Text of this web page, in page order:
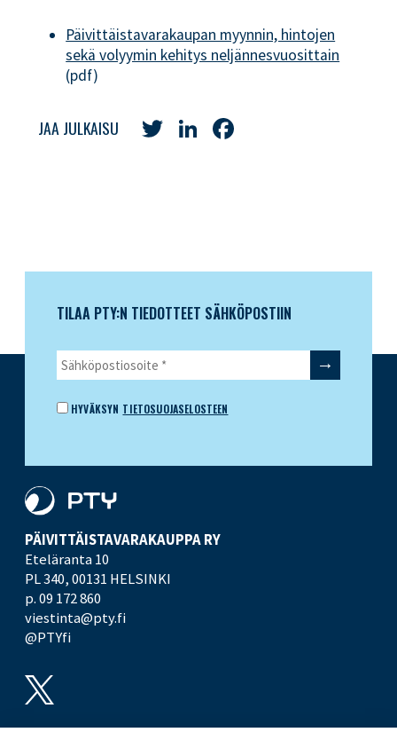
Päivittäistavarakaupan myynnin, hintojen
sekä volyymin kehitys neljännesvuosittain
(pdf)
JAA JULKAISU TwitterLinkedIn
TILAA PTY:N TIEDOTTEET SÄHKÖPOSTIIN
HYVÄKSYN TIETOSUOJASELOSTEEN
PÄIVITTÄISTAVARA­KAUPPA RY
Eteläranta 10
PL 340,00131 HELSINKI
p. 09 172 860
viestinta@pty.fi
@PTYfi